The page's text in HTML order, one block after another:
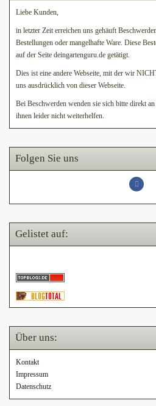
Liebe Kunden,
in letzter Zeit erreichen uns gehäuft
Bestellungen oder mangelhafte Ware. Diese
auf der Seite deingartenguru.de getätigt.
Dies ist eine andere Webseite, mit der wir
uns ausdrücklich von dieser Webseite.
Bei Beschwerden wenden sie sich bitte direkt
ihnen leider nicht weiterhelfen.
Folgen Sie uns
Gelistet auf:
Über uns:
Kontakt
Impressum
Datenschutz